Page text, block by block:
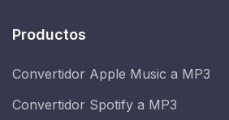
Productos
Convertidor Apple Music a MP3
Convertidor Spotify a MP3